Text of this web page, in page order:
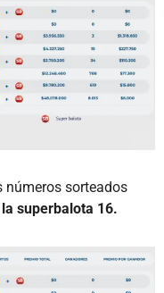
números sorteados
superbalota 16.